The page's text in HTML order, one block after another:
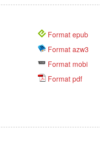
Format epub
Format azw3
Format mobi
Format pdf